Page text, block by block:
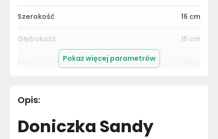
Szerokość 16 cm
Głębokość 16 cm
Materiał
Kolor
Pokaż więcej parametrów
Opis:
Doniczka Sandy